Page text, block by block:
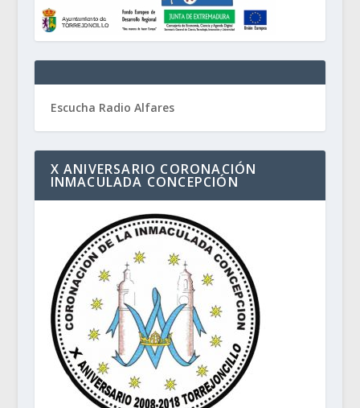
Escucha Radio Alfares
X ANIVERSARIO CORONACIÓN
INMACULADA CONCEPCIÓN